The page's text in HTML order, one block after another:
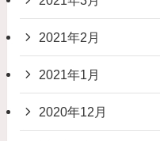
2021年2月
2021年1月
2020年12月